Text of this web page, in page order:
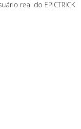
real do EPICTRICK.